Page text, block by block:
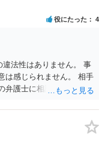
に申し立てる方法もあ
するかということをよく
ょう）、その後の交渉
字になるかもしれない
べき点はいろいろあり
談してみてください。
役にたった 4
法性はありません。 事
は感じられません。 相手
弁護士に相談して下さ